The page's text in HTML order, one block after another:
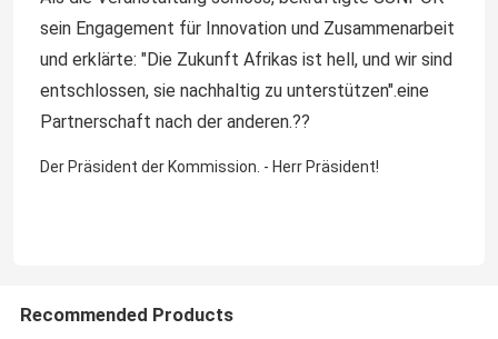
Kontakt mit uns
Bitte um ein Angebot
sein Engagement für Innovation und Zusammenarbeit
und erklärte: "Die Zukunft Afrikas ist hell, und wir sind
entschlossen, sie nachhaltig zu unterstützen".eine
Partnerschaft nach der anderen.??
Der Präsident der Kommission. - Herr Präsident!
Recommended Products